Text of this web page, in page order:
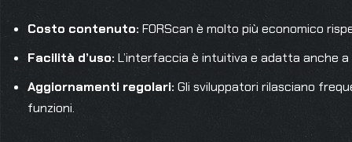
Costo contenuto: FORScan è molto più economico
Facilità d’uso: L’interfaccia è intuitiva e adatta anche
Aggiornamenti regolari: Gli sviluppatori rilasciano
funzioni.